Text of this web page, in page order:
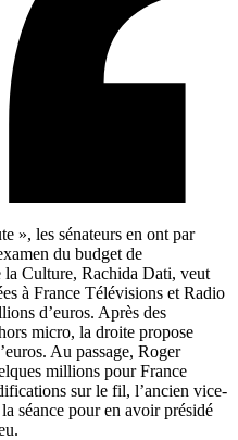
», les sénateurs en ont par
du budget de
Culture, Rachida Dati, veut
à France Télévisions et Radio
d’euros. Après des
micro, la droite propose
Au passage, Roger
millions pour France
sur le fil, l’ancien vice-
séance pour en avoir présidé